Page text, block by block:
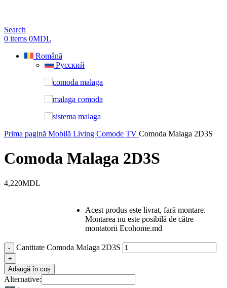
Search
0 items 0MDL
Română
Русский
Prima pagină Mobilă Living Comode TV Comoda Malaga 2D3S
Comoda Malaga 2D3S
4,220MDL
Acest produs este livrat, fară montare.
Montarea nu este posibilă de către
montatorii Ecohome.md
Cantitate Comoda Malaga 2D3S
Adaugă în coș
Alternative: